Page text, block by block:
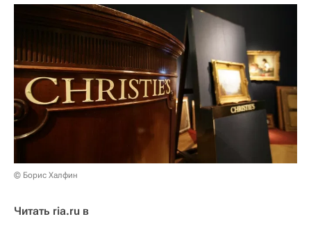
© Борис Халфин
Читать ria.ru в